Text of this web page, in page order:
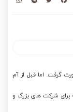
در اواسط سال 1980 صورت گرفت. اما قبل از آم
برای شرکت های بزرگ و